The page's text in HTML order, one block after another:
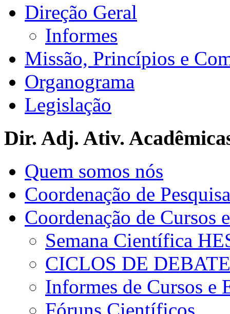
Direção Geral
Informes
Missão, Princípios e
Organograma
Legislação
Dir. Adj. Ativ.
Quem somos nós
Coordenação de Pesquisa
Coordenação de Cursos
Semana Científica
CICLOS DE
Informes de Cursos e